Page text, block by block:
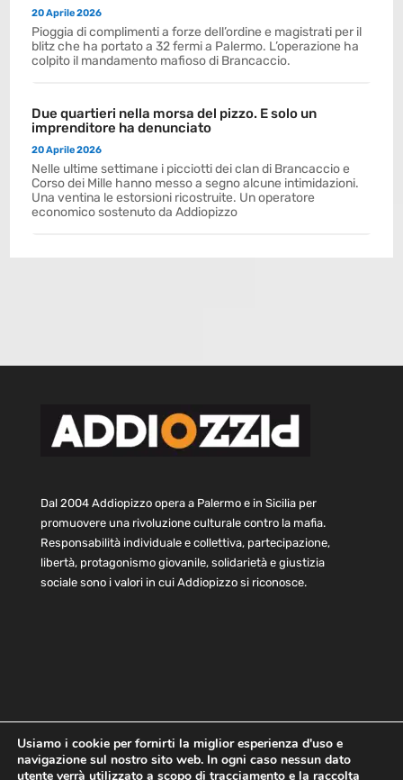
20 Aprile 2026
Pioggia di complimenti a forze dell’ordine e magistrati per il
blitz che ha portato a 32 fermi a Palermo. L’operazione ha
colpito il mandamento mafioso di Brancaccio.
Due quartieri nella morsa del pizzo. E solo un
imprenditore ha denunciato
20 Aprile 2026
Nelle ultime settimane i picciotti dei clan di Brancaccio e
Corso dei Mille hanno messo a segno alcune intimidazioni.
Una ventina le estorsioni ricostruite. Un operatore
economico sostenuto da Addiopizzo
Dal 2004 Addiopizzo opera a Palermo e in Sicilia per
promuovere una rivoluzione culturale contro la mafia.
Responsabilità individuale e collettiva, partecipazione,
libertà, protagonismo giovanile, solidarietà e giustizia
sociale sono i valori in cui Addiopizzo si riconosce.
Home Statuto e bilancio
Contatti
Usiamo i cookie per fornirti la miglior esperienza d'uso e
navigazione sul nostro sito web. In ogni caso nessun dato
utente verrà utilizzato a scopo di tracciamento e la raccolta